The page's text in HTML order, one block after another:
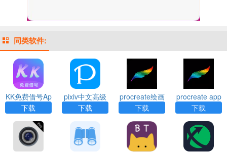
同类软件:
KK免费借号Ap
p
下载
pixiv中文高级
下载
procreate绘画
下载免费版ap
p
下载
procreate app
安装
下载